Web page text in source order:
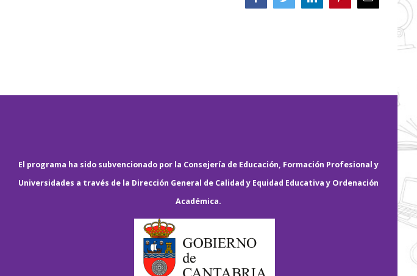
electrónico
El programa ha sido subvencionado por la Consejería de Educación, Formación Profesional y
Universidades a través de la Dirección General de Calidad y Equidad Educativa y Ordenación
Académica.